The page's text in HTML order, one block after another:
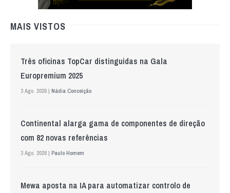
MAIS VISTOS
Três oficinas TopCar distinguidas na Gala
Europremium 2025
3 Ago. 2026 | Nádia Conceição
Continental alarga gama de componentes de direção
com 82 novas referências
3 Ago. 2026 | Paulo Homem
Mewa aposta na IA para automatizar controlo de